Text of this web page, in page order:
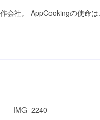
会社。 AppCookingの使命
IMG_2240